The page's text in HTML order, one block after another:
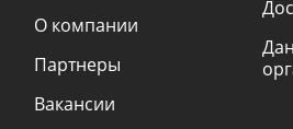
О компании
Партнеры
Вакансии